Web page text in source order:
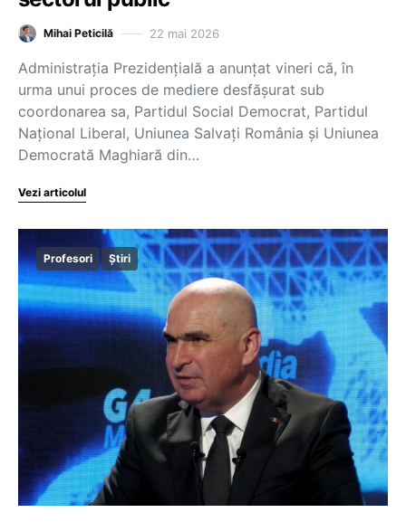
Mihai Peticilă 22 mai 2026
Administrația Prezidențială a anunțat vineri că, în
urma unui proces de mediere desfășurat sub
coordonarea sa, Partidul Social Democrat, Partidul
Național Liberal, Uniunea Salvați România și Uniunea
Democrată Maghiară din…
Vezi articolul
Profesori Știri